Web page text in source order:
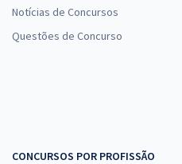
Notícias de Concursos
Questões de Concurso
CONCURSOS POR PROFISSÃO